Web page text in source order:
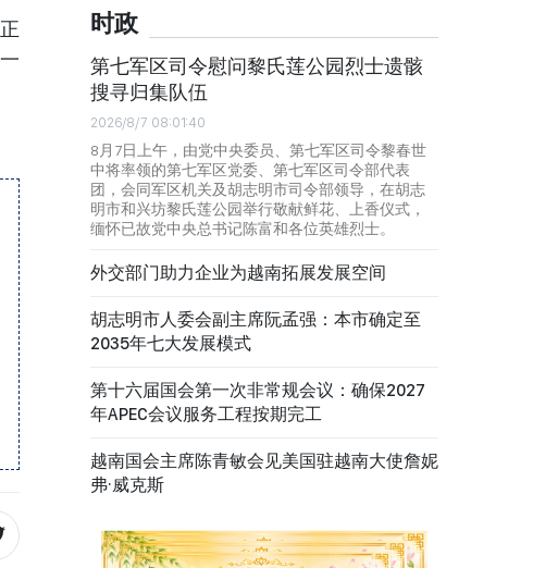
时政
第七军区司令慰问黎氏莲公园烈士遗骸
搜寻归集队伍
2026/8/7 08:01:40
8月7日上午，由党中央委员、第七军区司令黎春世
中将率领的第七军区党委、第七军区司令部代表
团，会同军区机关及胡志明市司令部领导，在胡志
明市和兴坊黎氏莲公园举行敬献鲜花、上香仪式，
缅怀已故党中央总书记陈富和各位英雄烈士。
外交部门助力企业为越南拓展发展空间
胡志明市人委会副主席阮孟强：本市确定至
2035年七大发展模式
第十六届国会第一次非常规会议：确保2027
年APEC会议服务工程按期完工
越南国会主席陈青敏会见美国驻越南大使詹妮
弗·威克斯